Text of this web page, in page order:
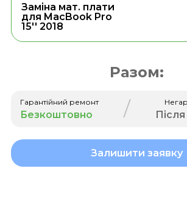
Заміна мат. плати
для MacBook Pro
15'' 2018
Разом:
Гарантійний ремонт
Безкоштовно /
Залишити заявку